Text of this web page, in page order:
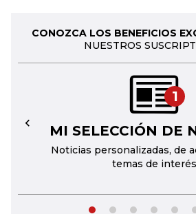
CONOZCA LOS BENEFICIOS
NUESTROS
1
MI SELECCIÓN DE
Noticias personalizadas, de
temas de interés
←